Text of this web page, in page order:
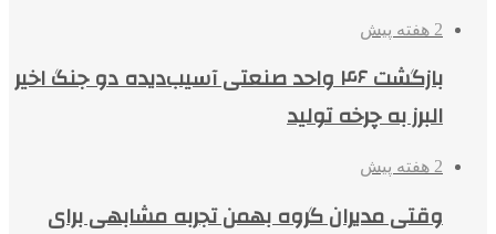
2 هفته پیش
بازگشت ۴۶ واحد صنعتی آسیب‌دیده دو جنگ اخیر
البرز به چرخه تولید
2 هفته پیش
وقتی مدیران گروه بهمن تجربه مشابهی برای